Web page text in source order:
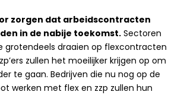
zorgen dat arbeidscontracten
in de nabije toekomst. Sectoren
grotendeels draaien op flexcontracten
zullen het moeilijker krijgen op om
te gaan. Bedrijven die nu nog op de
werken met flex en zzp zullen hun